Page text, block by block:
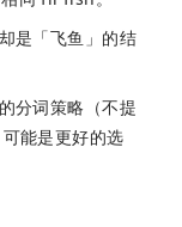
是「飞鱼」的结
分词策略（不提
能是更好的选